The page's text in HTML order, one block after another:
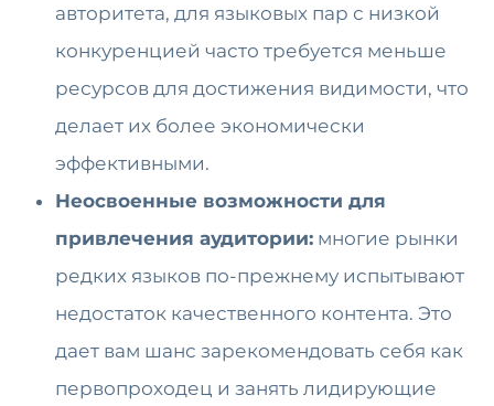
авторитета, для языковых пар с низкой
конкуренцией часто требуется меньше
ресурсов для достижения видимости, что
делает их более экономически
эффективными.
Неосвоенные возможности для
привлечения аудитории: многие рынки
редких языков по-прежнему испытывают
недостаток качественного контента. Это
дает вам шанс зарекомендовать себя как
первопроходец и занять лидирующие